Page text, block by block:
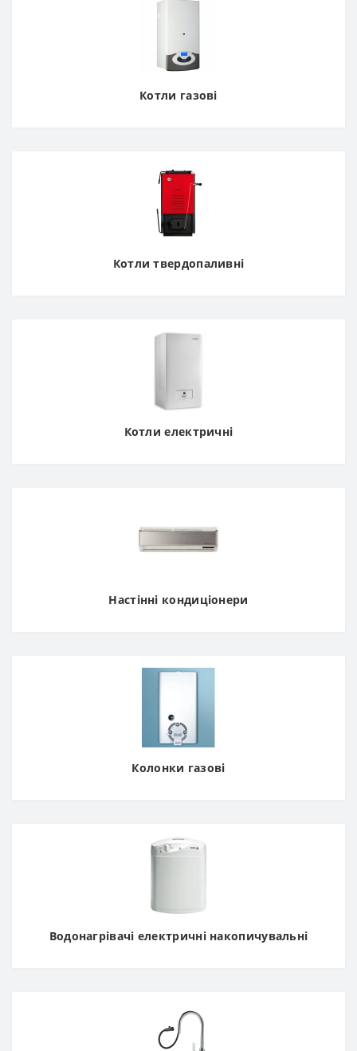
Котли газові
Котли твердопаливні
Котли електричні
Настінні кондиціонери
Колонки газові
Водонагрівачі електричні накопичувальні